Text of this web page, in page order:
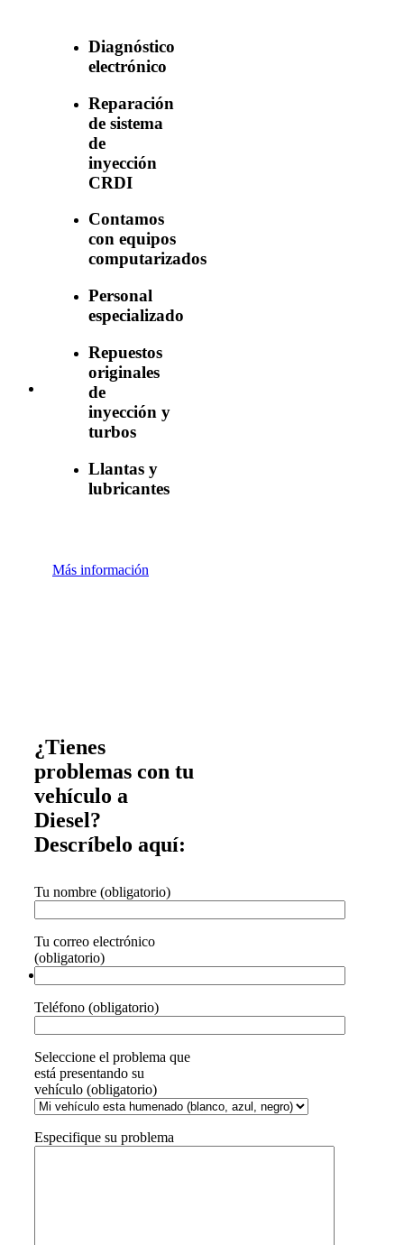
Diagnóstico
electrónico
Reparación
de sistema
de
inyección
CRDI
Contamos
con equipos
computarizados
Personal
especializado
Repuestos
originales
de
inyección y
turbos
Llantas y
lubricantes
Más información
¿Tienes
problemas con tu
vehículo a
Diesel?
Descríbelo aquí:
Tu nombre (obligatorio)
Tu correo electrónico
(obligatorio)
Teléfono (obligatorio)
Seleccione el problema que
está presentando su
vehículo (obligatorio)
Especifique su problema